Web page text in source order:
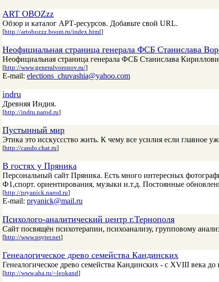
ART OBOZzz
Обзор и каталог АРТ-ресурсов. Добавьте свой URL.
[http://artobozzz.boom.ru/index.html]
Неофициальная страница генерала ФСБ Станислава
Неофициальная страница генерала ФСБ Станислава
[http://www.generalvoronov.ru/]
E-mail: elections_chuvashia@yahoo.com
indru
Древняя Индия.
[http://indru.narod.ru]
Пустынный мир
Этика это исскуссство жить. К чему все усилия если главное
[http://cando.chat.ru]
В гостях у Пряника
Персональный сайт Пряника. Есть много интересных
Ф1,спорт. ориентирования, музыки и.т.д. Постоянные
[http://pryanick.narod.ru]
E-mail: pryanick@mail.ru
Психолого-аналитический центр г.Тернополя
Сайт посвящён психотерапии, психоанализу, групповому
[http://www.psyter.net]
Генеалогическое древо семейства Кандинских
Генеалогическое древо семейства Кандинских - с XVIII века
[http://www.aha.ru/~leokand]